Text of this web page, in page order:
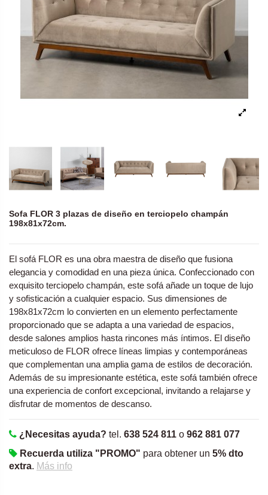
Sofa FLOR 3 plazas de diseño en terciopelo champán
198x81x72cm.
El sofá FLOR es una obra maestra de diseño que fusiona
elegancia y comodidad en una pieza única. Confeccionado con
exquisito terciopelo champán, este sofá añade un toque de lujo
y sofisticación a cualquier espacio. Sus dimensiones de
198x81x72cm lo convierten en un elemento perfectamente
proporcionado que se adapta a una variedad de espacios,
desde salones amplios hasta rincones más íntimos. El diseño
meticuloso de FLOR ofrece líneas limpias y contemporáneas
que complementan una amplia gama de estilos de decoración.
Además de su impresionante estética, este sofá también ofrece
una experiencia de confort excepcional, invitando a relajarse y
disfrutar de momentos de descanso.
¿Necesitas ayuda? tel. 638 524 811 o 962 881 077
Recuerda utiliza "PROMO" para obtener un 5% dto
extra. Más info